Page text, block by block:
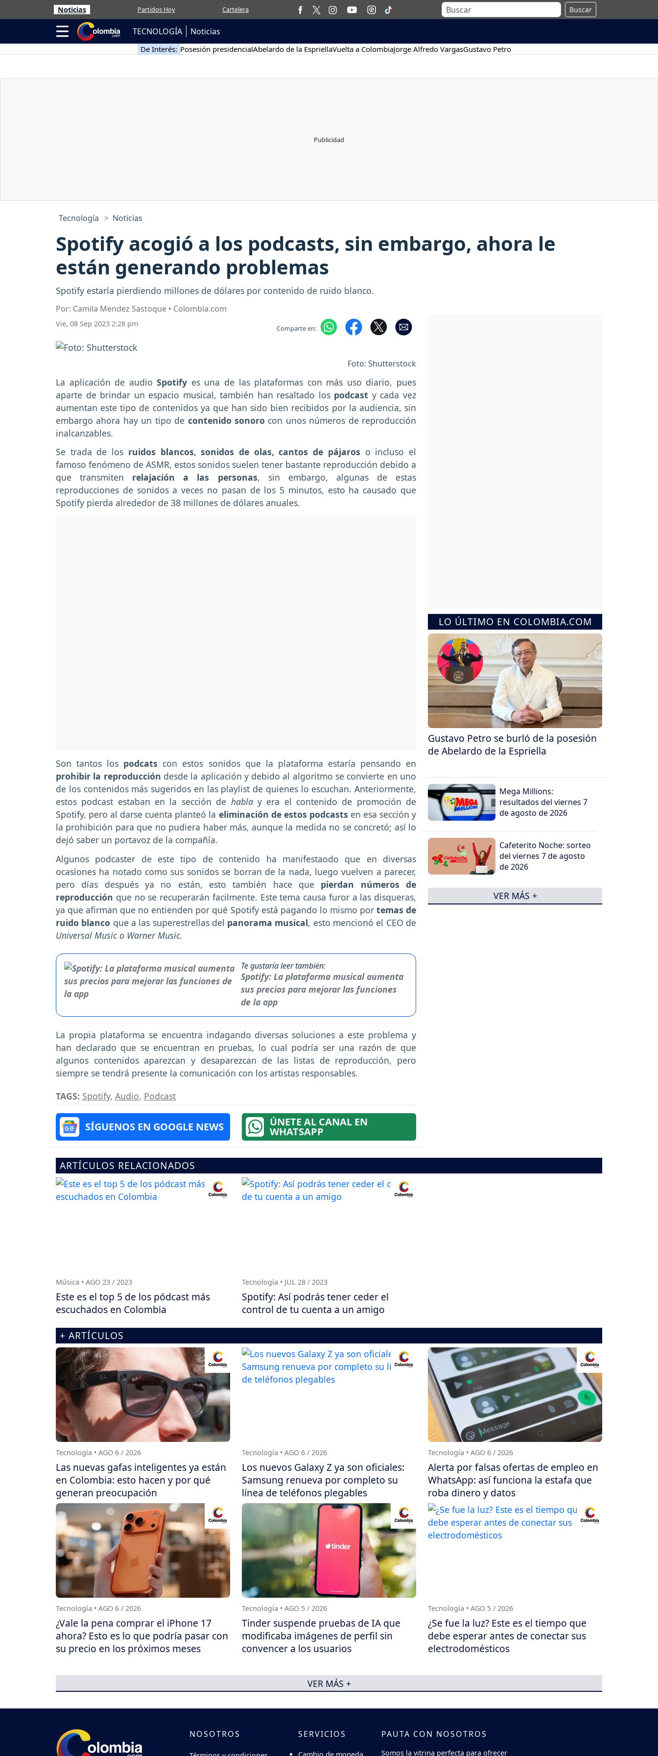
Noticias Partidos Hoy Cartelera Buscar
TECNOLOGÍA Noticias
De Interés: Posesión presidencialAbelardo de la EspriellaVuelta a ColombiaJorge Alfredo VargasGustavo Petro
Tecnología Noticias
Spotify acogió a los podcasts, sin embargo, ahora le
están generando problemas
Spotify estaría pierdiendo millones de dólares por contenido de ruido blanco.
Por: Camila Mendez Sastoque • Colombia.com
Vie, 08 Sep 2023 2:28 pm Comparte en:
Foto: Shutterstock
La aplicación de audioSpotify es una de las plataformas con más uso diario, pues
aparte de brindar un espacio musical, también han resaltado los podcast y cada vez
aumentan este tipo de contenidos ya que han sido bien recibidos por la audiencia, sin
embargo ahora hay un tipo de contenido sonoro con unos números de reproducción
inalcanzables.
Se trada de los ruidos blancos, sonidos de olas, cantos de pájaros o incluso el
famoso fenómeno de ASMR, estos sonidos suelen tener bastante reproducción debido a
que transmiten relajación a las personas, sin embargo, algunas de estas
reproducciones de sonidos a veces no pasan de los 5 minutos, esto ha causado que
Spotify pierda alrededor de 38 millones de dólares anuales.
Son tantos los podcats con estos sonidos que la plataforma estaría pensando en
prohibir la reproducción desde la aplicación y debido al algoritmo se convierte en uno
de los contenidos más sugeridos en las playlist de quienes lo escuchan. Anteriormente,
estos podcast estaban en la sección de hablay era el contenido de promoción de
Spotify, pero al darse cuenta planteó la eliminación de estos podcasts en esa sección y
la prohibición para que no pudiera haber más, aunque la medida no se concretó; así lo
dejó saber un portavoz de la compañía.
Algunos podcaster de este tipo de contenido ha manifestaodo que en diversas
ocasiones ha notado como sus sonidos se borran de la nada, luego vuelven a parecer,
pero días después ya no están, esto también hace que pierdan números de
reproducción que no se recuperarán facilmente. Este tema causa furor a las disqueras,
ya que afirman que no entienden por qué Spotify está pagando lo mismo por temas de
ruido blanco que a las superestrellas del panorama musical, esto mencionó el CEO de
Universal Music o Warner Music.
Te gustaría leer también:
Spotify: La plataforma musical aumenta
sus precios para mejorar las funciones
de la app
La propia plataforma se encuentra indagando diversas soluciones a este problema y
han declarado que se encuentran en pruebas, lo cual podría ser una razón de que
algunos contenidos aparezcan y desaparezcan de las listas de reproducción, pero
siempre se tendrá presente la comunicación con los artistas responsables.
TAGS: Spotify, Audio, Podcast
SÍGUENOS EN GOOGLE NEWS ÚNETE AL CANAL EN
WHATSAPP
LO ÚLTIMO EN COLOMBIA.COM
Gustavo Petro se burló de la posesión
de Abelardo de la Espriella
Mega Millions:
resultados del viernes 7
de agosto de 2026
Cafeterito Noche: sorteo
del viernes 7 de agosto
de 2026
VER MÁS +
ARTÍCULOS RELACIONADOS
Música • AGO 23 / 2023
Este es el top 5 de los pódcast más
escuchados en Colombia
Tecnología • JUL 28 / 2023
Spotify: Así podrás tener ceder el
control de tu cuenta a un amigo
+ ARTÍCULOS
Tecnología • AGO 6 / 2026
Las nuevas gafas inteligentes ya están
en Colombia: esto hacen y por qué
generan preocupación
Tecnología • AGO 6 / 2026
Los nuevos Galaxy Z ya son oficiales:
Samsung renueva por completo su
línea de teléfonos plegables
Tecnología • AGO 6 / 2026
Alerta por falsas ofertas de empleo en
WhatsApp: así funciona la estafa que
roba dinero y datos
Tecnología • AGO 6 / 2026
¿Vale la pena comprar el iPhone 17
ahora? Esto es lo que podría pasar con
su precio en los próximos meses
Tecnología • AGO 5 / 2026
Tinder suspende pruebas de IA que
modificaba imágenes de perfil sin
convencer a los usuarios
Tecnología • AGO 5 / 2026
¿Se fue la luz? Este es el tiempo que
debe esperar antes de conectar sus
electrodomésticos
VER MÁS +
NOSOTROS SERVICIOS PAUTA CON NOSOTROS
Somos la vitrina perfecta para ofrecer